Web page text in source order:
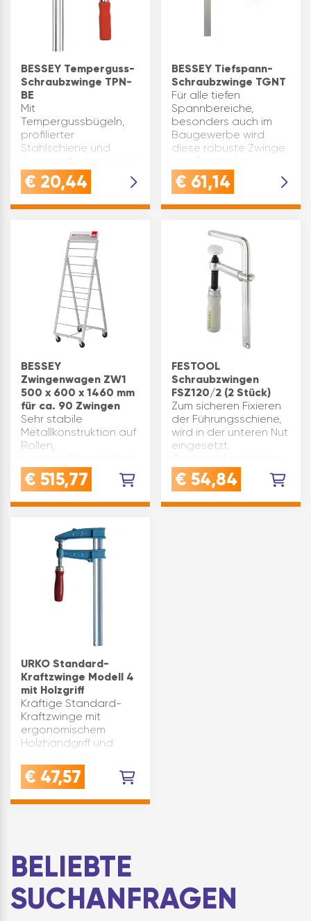
BESSEY Temperguss-
Schraubzwinge TPN-
BE
Mit
Tempergussbügeln,
profilierter
Stahlschiene und
Die preisgünstige
Schraubzwinge in
Qualität. Spannkraft
Geeignet für Holz.
Ausladung(mm):…
€ 20,44
BESSEY Tiefspann-
Schraubzwinge TGNT
Für alle tiefen
Spannbereiche,
besonders auch im
Baugewerbe wird
diese robuste Zwinge
vielfach benötigt.
Normalausführung mit
bis zu 7.000 N.
Geeignet für Holz.…
€ 61,14
BESSEY
Zwingenwagen ZW1
500 x 600 x 1460 mm
für ca. 90 Zwingen
Sehr stabile
Metallkonstruktion auf
Rollen,
Ideal für den
Werkstattbereich
für ca. 90 Zwingen
Breite(mm): 500
Höhe(mm): 1460
Tiefe(mm): 600 Type:
ZW 1 M…
€ 515,77
FESTOOL
Schraubzwingen
FSZ120/2 (2 Stück)
Zum sicheren Fixieren
der Führungsschiene,
wird in der unteren Nut
eingesetzt.
Type: FSZ 120/2
Inhalt(ST): 2 Marke:
Spannweite(mm): 120
€ 54,84
URKO Standard-
Kraftzwinge Modell 4
mit Holzgriff
Kräftige Standard-
Kraftzwinge mit
ergonomischem
Holzhandgriff und
Druckteller. Profilierte
und geriffelte Schiene,
Bremsbacke,
€ 47,57
BELIEBTE
SUCHANFRAGEN